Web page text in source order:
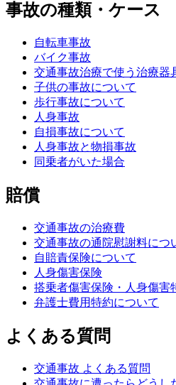
事故の種類・ケース
自転車事故
バイク事故
交通事故治療で使う治療器
子供の事故について
歩行事故について
人身事故
自損事故について
人身事故と物損事故
同乗者がいた場合
賠償
交通事故の治療費
交通事故の通院慰謝料につ
自賠責保険について
人身傷害保険
搭乗者傷害保険・人身傷害
弁護士費用特約について
よくある質問
交通事故 よくある質問